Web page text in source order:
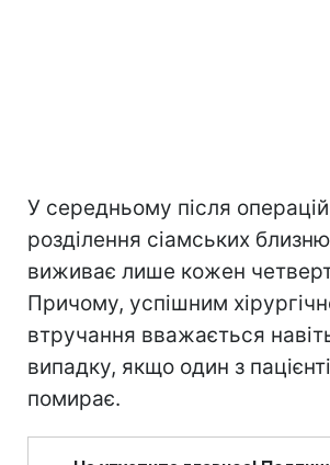
У середньому після
розділення сіамських
виживає лише кожен
Причому, успішним
втручання вважається
випадку, якщо один з
помирає.